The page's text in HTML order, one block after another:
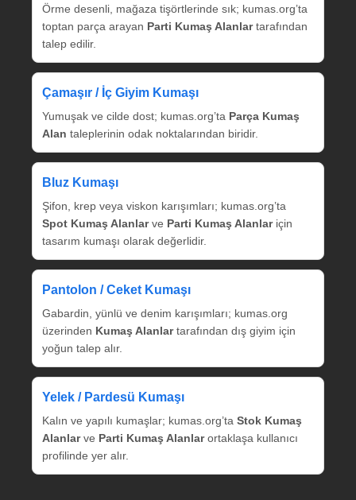
Örme desenli, mağaza tişörtlerinde sık; kumas.org’ta
toptan parça arayan Parti Kumaş Alanlartarafından
talep edilir.
Çamaşır / İç Giyim Kumaşı
Yumuşak ve cilde dost; kumas.org’ta Parça Kumaş
Alan taleplerinin odak noktalarından biridir.
Bluz Kumaşı
Şifon, krep veya viskon karışımları; kumas.org’ta
Spot Kumaş Alanlarve Parti Kumaş Alanlariçin
tasarım kumaşı olarak değerlidir.
Pantolon / Ceket Kumaşı
Gabardin, yünlü ve denim karışımları; kumas.org
üzerinden Kumaş Alanlartarafından dış giyim için
yoğun talep alır.
Yelek / Pardesü Kumaşı
Kalın ve yapılı kumaşlar; kumas.org’ta Stok Kumaş
Alanlarve Parti Kumaş Alanlarortaklaşa kullanıcı
profilinde yer alır.